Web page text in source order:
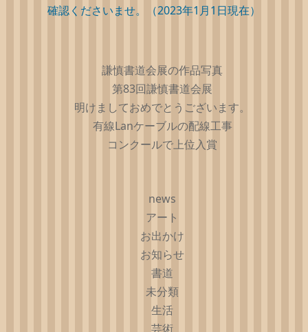
確認くださいませ。（2023年1月1日現在）
謙慎書道会展の作品写真
第83回謙慎書道会展
明けましておめでとうございます。
有線Lanケーブルの配線工事
コンクールで上位入賞
news
アート
お出かけ
お知らせ
書道
未分類
生活
芸術